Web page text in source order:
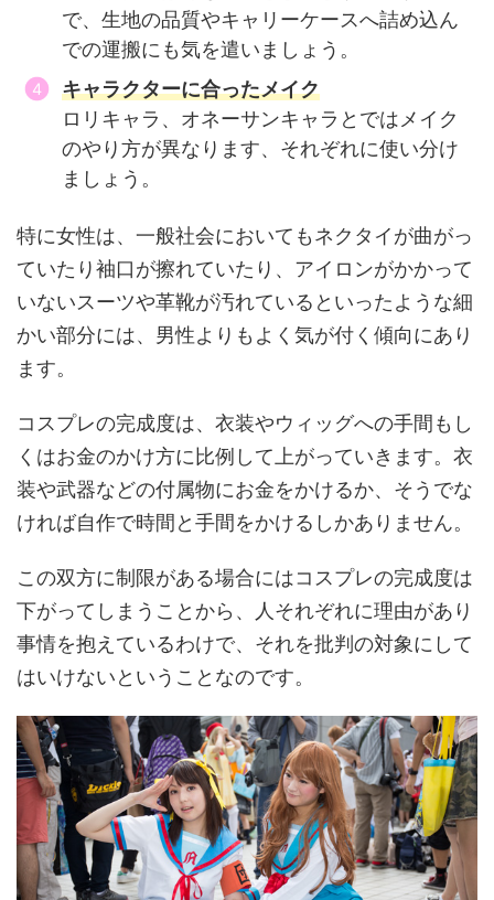
で、生地の品質やキャリーケースへ詰め込ん
での運搬にも気を遣いましょう。
キャラクターに合ったメイク
ロリキャラ、オネーサンキャラとではメイク
のやり方が異なります、それぞれに使い分け
ましょう。
特に女性は、一般社会においてもネクタイが曲がっ
ていたり袖口が擦れていたり、アイロンがかかって
いないスーツや革靴が汚れているといったような細
かい部分には、男性よりもよく気が付く傾向にあり
ます。
コスプレの完成度は、衣装やウィッグへの手間もし
くはお金のかけ方に比例して上がっていきます。衣
装や武器などの付属物にお金をかけるか、そうでな
ければ自作で時間と手間をかけるしかありません。
この双方に制限がある場合にはコスプレの完成度は
下がってしまうことから、人それぞれに理由があり
事情を抱えているわけで、それを批判の対象にして
はいけないということなのです。